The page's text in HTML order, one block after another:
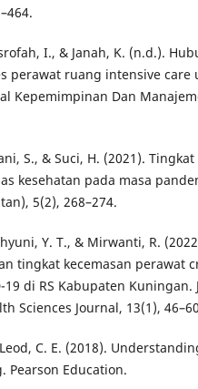
I., & Janah, K. (n.d.).
perawat ruang intensive care
Kepemimpinan Dan
S., & Suci, H. (2021).
kesehatan pada masa
5(2), 268–274.
Y. T., & Mirwanti, R.
tingkat kecemasan perawat
19 di RS Kabupaten
Sciences Journal, 13(1),
C. E. (2018).
Pearson Education.